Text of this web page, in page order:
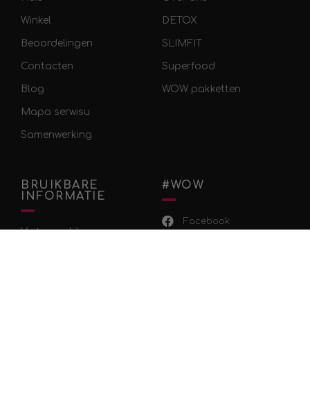
Winkel
Beoordelingen
Contacten
Blog
Mapa serwisu
Samenwerking
DETOX
SLIMFIT
Superfood
WOW pakketten
BRUIKBARE
INFORMATIE
Vertrouwelijke en
#WOW
Facebook